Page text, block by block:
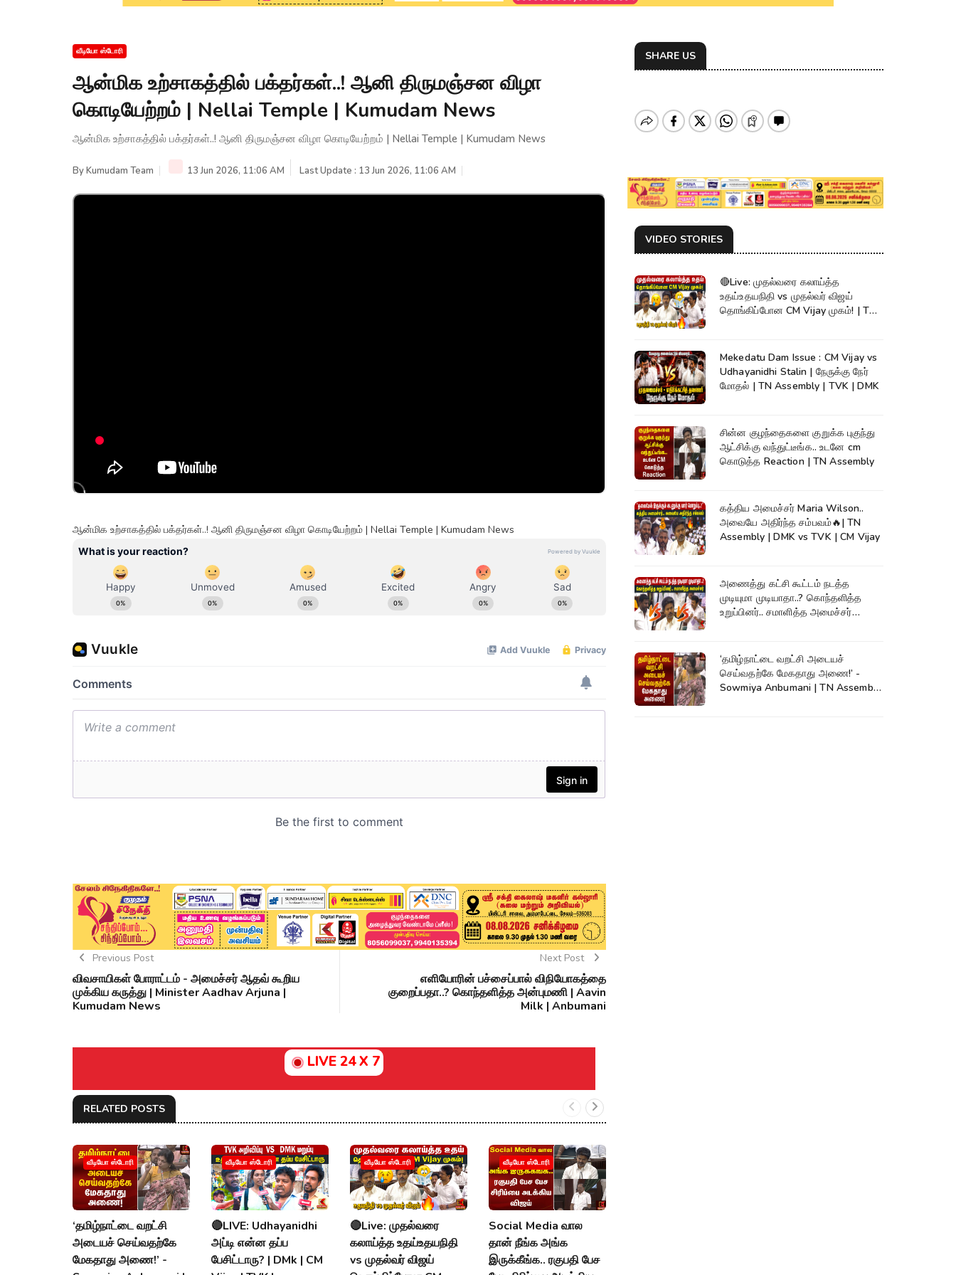
வீடியோ ஸ்டோரி
ஆன்மிக உற்சாகத்தில் பக்தர்கள்..! ஆனி திருமஞ்சன விழா
கொடியேற்றம் | Nellai Temple | Kumudam News
ஆன்மிக உற்சாகத்தில் பக்தர்கள்..! ஆனி திருமஞ்சன விழா கொடியேற்றம் | Nellai Temple | Kumudam News
ByKumudam Team 13 Jun 2026, 11:06 AM Last Update : 13 Jun 2026, 11:06 AM
ஆன்மிக உற்சாகத்தில் பக்தர்கள்..! ஆனி திருமஞ்சன விழா கொடியேற்றம் | Nellai Temple | Kumudam News
Previous Post
விவசாயிகள் போராட்டம் - அமைச்சர் ஆதவ் கூறிய
முக்கிய கருத்து | Minister Aadhav Arjuna |
Kumudam News
Next Post
எளியோரின் பச்சைப்பால் விநியோகத்தை
குறைப்பதா..? கொந்தளித்த அன்புமணி | Aavin
Milk | Anbumani
LIVE 24 X 7
RELATED POSTS
வீடியோ ஸ்டோரி
‘தமிழ்நாட்டை வறட்சி
அடையச் செய்வதற்கே
மேகதாது அணை!’ -
வீடியோ ஸ்டோரி
🔴LIVE: Udhayanidhi
அப்டி என்ன தப்ப
பேசிட்டாரு? | DMk | CM
வீடியோ ஸ்டோரி
🔴Live: முதல்வரை
கலாய்த்த உதய்உதயநிதி
vs முதல்வர் விஜய்
வீடியோ ஸ்டோரி
Social Media வால
தான் நீங்க அங்க
இருக்கீங்க.. ரகுபதி பேச
SHARE US
VIDEO STORIES
🔴Live: முதல்வரை கலாய்த்த
உதய்உதயநிதி vs முதல்வர் விஜய்
தொங்கிப்போன CM Vijay முகம்! | TN
Mekedatu Dam Issue : CM Vijay vs
Udhayanidhi Stalin | நேருக்கு நேர்
மோதல் | TN Assembly | TVK | DMK
சின்ன குழந்தைகளை குறுக்க புகுந்து
ஆட்சிக்கு வந்துட்டீங்க.. உடனே cm
கொடுத்த Reaction | TN Assembly
கத்திய அமைச்சர் Maria Wilson..
அவையே அதிர்ந்த சம்பவம்🔥| TN
Assembly | DMK vs TVK | CM Vijay
அணைத்து கட்சி கூட்டம் நடத்த
முடியுமா முடியாதா..? கொந்தளித்த
உறுப்பினர்.. சமாளித்த அமைச்சர்
‘தமிழ்நாட்டை வறட்சி அடையச்
செய்வதற்கே மேகதாது அணை!’ -
Sowmiya Anbumani | TN Assembly